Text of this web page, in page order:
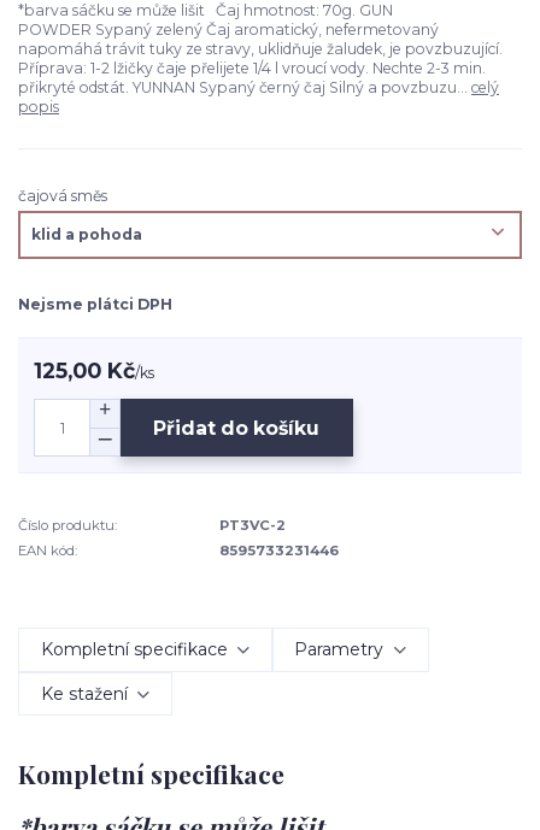
*barva sáčku se může lišit Čaj hmotnost: 70g. GUN
POWDER Sypaný zelený Čaj aromatický, nefermetovaný
napomáhá trávit tuky ze stravy, uklidňuje žaludek, je povzbuzující.
Příprava: 1-2 lžičky čaje přelijete 1/4 l vroucí vody. Nechte 2-3 min.
přikryté odstát. YUNNAN Sypaný černý čaj Silný a povzbuzu... celý
popis
čajová směs
Nejsme plátci DPH
125,00 Kč/ks
Přidat do košíku
Číslo produktu:
PT3VC-2
EAN kód:
8595733231446
Kompletní specifikace Parametry
Ke stažení
Kompletní specifikace